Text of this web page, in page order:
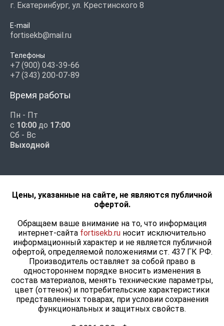
г. Екатеринбург, ул. Крестинского 8
E-mail
fortisekb@mail.ru
Телефоны
+7 (900) 043-39-66
+7 (343) 200-07-89
Время работы
Пн - Пт
с 10:00 до 17:00
Сб - Вс
Выходной
Цены, указанные на сайте, не являются публичной
офертой.
Обращаем ваше внимание на то, что информация
интернет-сайта fortisekb.ru носит исключительно
информационный характер и не является публичной
офертой, определяемой положениями ст. 437 ГК РФ.
Производитель оставляет за собой право в
одностороннем порядке вносить изменения в
состав материалов, менять технические параметры,
цвет (оттенок) и потребительские характеристики
представленных товарах, при условии сохранения
функциональных и защитных свойств.